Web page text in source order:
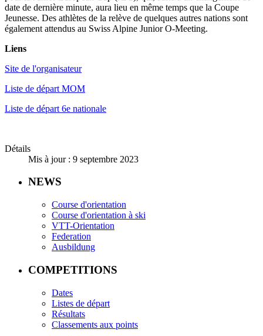
date de dernière minute, aura lieu en même temps que la Coupe
Jeunesse. Des athlètes de la relève de quelques autres nations sont
également attendus au Swiss Alpine Junior O-Meeting.
Liens
Site de l'organisateur
Liste de départ MOM
Liste de départ 6e nationale
Détails
Mis à jour : 9 septembre 2023
NEWS
Course d'orientation
Course d'orientation à ski
VTT-Orientation
Federation
Ausbildung
COMPETITIONS
Dates
Listes de départ
Résultats
Classements aux points